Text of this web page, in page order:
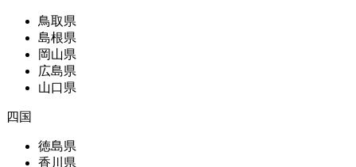
鳥取県
島根県
岡山県
広島県
山口県
四国
徳島県
香川県